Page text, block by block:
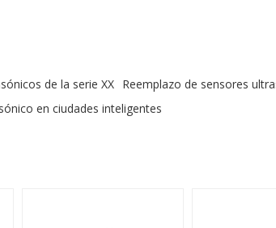
de la serie XX Reemplazo de sensores
en ciudades inteligentes